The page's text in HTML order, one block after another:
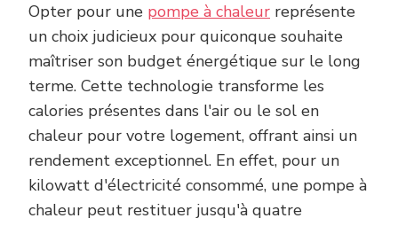
Opter pour une pompe à chaleur représente
un choix judicieux pour quiconque souhaite
maîtriser son budget énergétique sur le long
terme. Cette technologie transforme les
calories présentes dans l'air ou le sol en
chaleur pour votre logement, offrant ainsi un
rendement exceptionnel. En effet, pour un
kilowatt d'électricité consommé, une pompe à
chaleur peut restituer jusqu'à quatre